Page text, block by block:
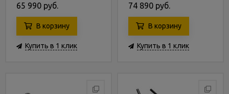
65 990 руб.
В корзину
Купить в 1 клик
74 890 руб.
В корзину
Купить в 1 клик